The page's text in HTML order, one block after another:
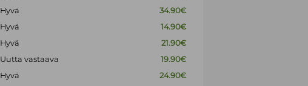
Hyvä
34.90€
Hyvä
14.90€
Hyvä
21.90€
Uutta vastaava
19.90€
Hyvä
24.90€